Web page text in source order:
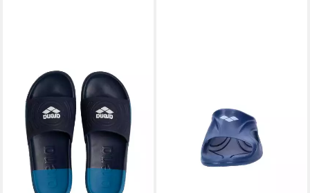
ARENA
Urban Active Badepantolette
mit Arena-Logo auf dem
Riemchen
33,99 €
lieferbar - in 3-4 Werktagen bei dir
Hydrosoft II Hook 003285
Badeschuh
ab 21,99 €
lieferbar - in 3-4 Werktagen bei dir